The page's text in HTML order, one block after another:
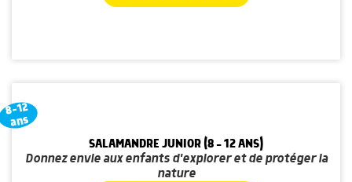
8-12
ans
SALAMANDRE JUNIOR (8 - 12 ANS)
Donnez envie aux enfants d'explorer et de protéger la
nature